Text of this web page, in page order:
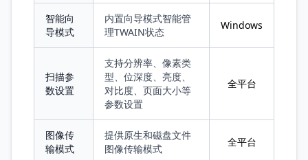
智能向
导模式
内置向导模式智能管
理TWAIN状态
Windows
扫描参
数设置
支持分辨率、像素类
型、位深度、亮度、
对比度、页面大小等
参数设置
全平台
图像传
输模式
提供原生和磁盘文件
图像传输模式
全平台